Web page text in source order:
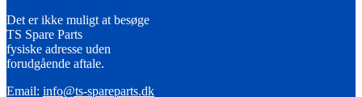
Det er ikke muligt at besøge
TS Spare Parts
fysiske adresse uden
forudgående aftale.
Email: info@ts-spareparts.dk